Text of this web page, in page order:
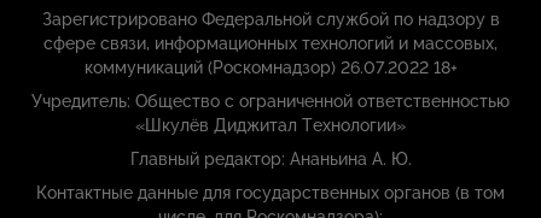
Зарегистрировано Федеральной службой по надзору в
сфере связи, информационных технологий и массовых,
коммуникаций (Роскомнадзор) 26.07.2022 18+
Учредитель: Общество с ограниченной ответственностью
«Шкулёв Диджитал Технологии»
Главный редактор: Ананьина А. Ю.
Контактные данные для государственных органов (в том